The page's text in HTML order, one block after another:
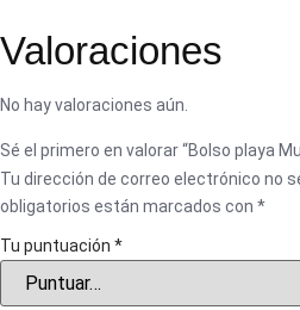
Valoraciones
No hay valoraciones aún.
Sé el primero en valorar “Bolso playa
Tu dirección de correo electrónico no
obligatorios están marcados con *
Tu puntuación *